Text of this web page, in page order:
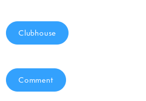
Clubhouse
Comment